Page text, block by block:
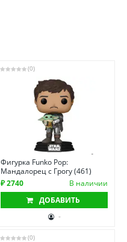
(0)
Фигурка Funko Pop:
Мандалорец с Грогу (461)
₽ 2740
В наличии
ДОБАВИТЬ
-
(0)